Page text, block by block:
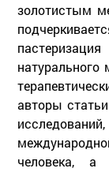
золотистым
авторы
человека, а